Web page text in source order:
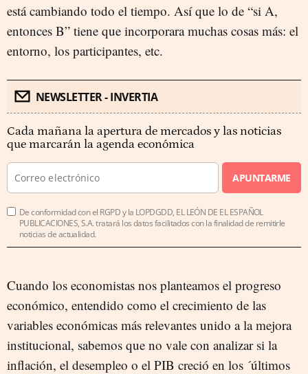
está cambiando todo el tiempo. Así que lo de “si A,
entonces B” tiene que incorporara muchas cosas más: el
entorno, los participantes, etc.
NEWSLETTER - INVERTIA
Cada mañana la apertura de mercados y las noticias
que marcarán la agenda económica
APUNTARME
De conformidad con el RGPD y la LOPDGDD, EL LEÓN DE EL ESPAÑOL
PUBLICACIONES, S.A. tratará los datos facilitados con la finalidad de remitirle
noticias de actualidad.
Cuando los economistas nos planteamos el progreso
económico, entendido como el crecimiento de las
variables económicas más relevantes unido a la mejora
institucional, sabemos que no vale con analizar si la
inflación, el desempleo o el PIB creció en los ´últimos